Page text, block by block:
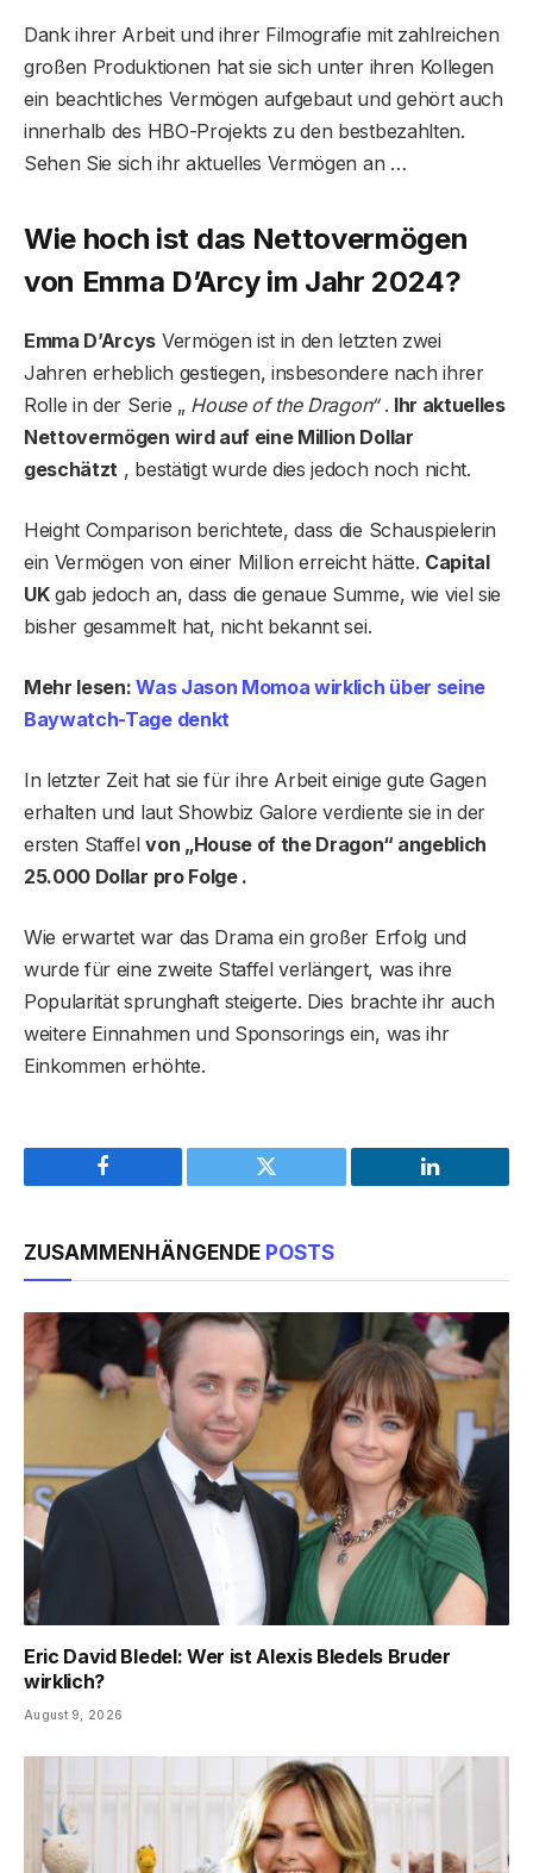
Dank ihrer Arbeit und ihrer Filmografie mit zahlreichen
großen Produktionen hat sie sich unter ihren Kollegen
ein beachtliches Vermögen aufgebaut und gehört auch
innerhalb des HBO-Projekts zu den bestbezahlten.
Sehen Sie sich ihr aktuelles Vermögen an …
Wie hoch ist das Nettovermögen
von Emma D’Arcy im Jahr 2024?
Emma D’Arcys Vermögen ist in den letzten zwei
Jahren erheblich gestiegen, insbesondere nach ihrer
Rolle in der Serie „ House of the Dragon“. Ihr aktuelles
Nettovermögen wird auf eine Million Dollar
geschätzt , bestätigt wurde dies jedoch noch nicht.
Height Comparison berichtete, dass die Schauspielerin
ein Vermögen von einer Million erreicht hätte. Capital
UKgab jedoch an, dass die genaue Summe, wie viel sie
bisher gesammelt hat, nicht bekannt sei.
Mehr lesen:Was Jason Momoa wirklich über seine
Baywatch-Tage denkt
In letzter Zeit hat sie für ihre Arbeit einige gute Gagen
erhalten und laut Showbiz Galore verdiente sie in der
ersten Staffelvon „House of the Dragon“ angeblich
25.000 Dollar pro Folge .
Wie erwartet war das Drama ein großer Erfolg und
wurde für eine zweite Staffel verlängert, was ihre
Popularität sprunghaft steigerte. Dies brachte ihr auch
weitere Einnahmen und Sponsorings ein, was ihr
Einkommen erhöhte.
Facebook Twitter LinkedIn
ZUSAMMENHÄNGENDE POSTS
Eric David Bledel: Wer ist Alexis Bledels Bruder
wirklich?
August 9, 2026